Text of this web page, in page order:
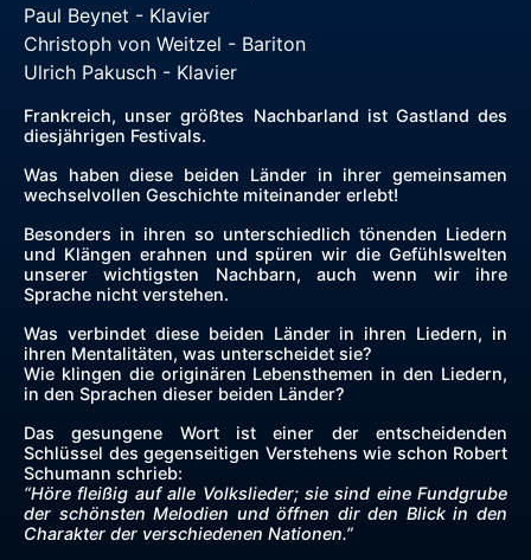
Paul Beynet - Klavier
Christoph von Weitzel - Bariton
Ulrich Pakusch - Klavier
Frankreich, unser größtes Nachbarland ist Gastland des
diesjährigen Festivals.
Was haben diese beiden Länder in ihrer gemeinsamen
wechselvollen Geschichte miteinander erlebt!
Besonders in ihren so unterschiedlich tönenden Liedern
und Klängen erahnen und spüren wir die Gefühlswelten
unserer wichtigsten Nachbarn, auch wenn wir ihre
Sprache nicht verstehen.
Was verbindet diese beiden Länder in ihren Liedern, in
ihren Mentalitäten, was unterscheidet sie?
Wie klingen die originären Lebensthemen in den Liedern,
in den Sprachen dieser beiden Länder?
Das gesungene Wort ist einer der entscheidenden
Schlüssel des gegenseitigen Verstehens wie schon Robert
Schumann schrieb:
“Höre fleißig auf alle Volkslieder; sie sind eine Fundgrube
der schönsten Melodien und öffnen dir den Blick in den
Charakter der verschiedenen Nationen.”